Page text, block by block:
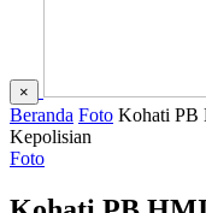
×
Beranda Foto Kohati PB
Kepolisian
Foto